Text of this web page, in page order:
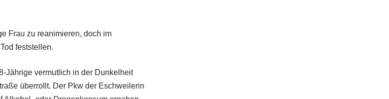
Frau zu reanimieren, doch im
feststellen.
Jährige vermutlich in der Dunkelheit
überrollt. Der Pkw der Eschweilerin